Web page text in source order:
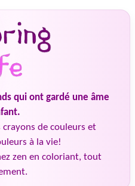
qui ont gardé une âme
de couleurs et
à la vie!
zen en coloriant, tout